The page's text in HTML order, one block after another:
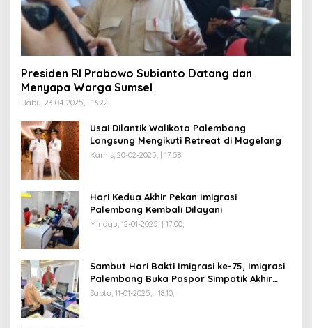
Presiden RI Prabowo Subianto Datang dan
Menyapa Warga Sumsel
Rabu, 23-04-2025, | 16:22,
Usai Dilantik Walikota Palembang
Langsung Mengikuti Retreat di Magelang
Kamis, 20-02-2025, | 17:58,
Hari Kedua Akhir Pekan Imigrasi
Palembang Kembali Dilayani
Minggu, 12-01-2025, | 17:00,
Sambut Hari Bakti Imigrasi ke-75, Imigrasi
Palembang Buka Paspor Simpatik Akhir
Pekan
Sabtu, 11-01-2025, | 18:10,